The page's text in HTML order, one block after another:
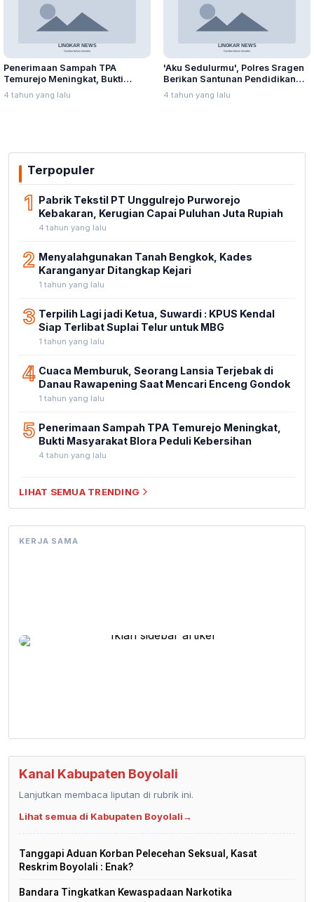
Penerimaan Sampah TPA
Temurejo Meningkat, Bukti
Masyarakat Blora Peduli
Kebersihan
4 tahun yang lalu
'Aku Sedulurmu', Polres Sragen
Berikan Santunan Pendidikan
Anak Yatim Piatu
4 tahun yang lalu
Terpopuler
1 Pabrik Tekstil PT Unggulrejo Purworejo
Kebakaran, Kerugian Capai Puluhan Juta Rupiah
4 tahun yang lalu
2 Menyalahgunakan Tanah Bengkok, Kades
Karanganyar Ditangkap Kejari
1 tahun yang lalu
3 Terpilih Lagi jadi Ketua, Suwardi : KPUS Kendal
Siap Terlibat Suplai Telur untuk MBG
1 tahun yang lalu
4 Cuaca Memburuk, Seorang Lansia Terjebak di
Danau Rawapening Saat Mencari Enceng Gondok
1 tahun yang lalu
5 Penerimaan Sampah TPA Temurejo Meningkat,
Bukti Masyarakat Blora Peduli Kebersihan
4 tahun yang lalu
LIHAT SEMUA TRENDING
KERJA SAMA
Kanal Kabupaten Boyolali
Lanjutkan membaca liputan di rubrik ini.
Lihat semua di Kabupaten Boyolali→
Tanggapi Aduan Korban Pelecehan Seksual, Kasat
Reskrim Boyolali : Enak?
Bandara Tingkatkan Kewaspadaan Narkotika